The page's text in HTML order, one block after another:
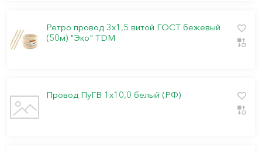
Ретро провод 3х1,5 витой ГОСТ бежевый
(50м) "Эко" TDM
Провод ПуГВ 1х10,0 белый (РФ)